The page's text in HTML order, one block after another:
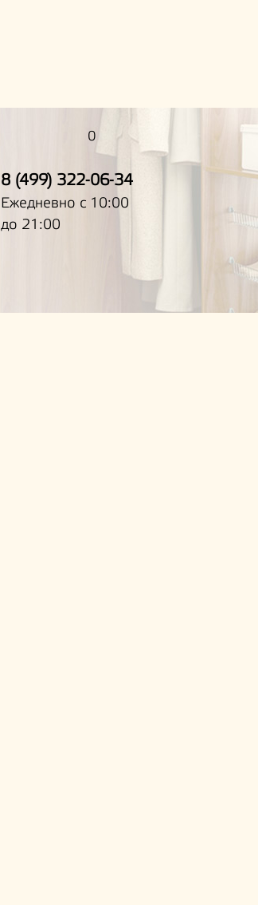
0
8 (499) 322-06-34
Ежедневно с 10:00
до 21:00